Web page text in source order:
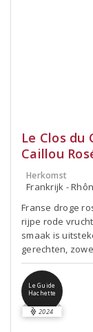
Le Clos du
Caillou
Herkomst
Frankrijk -
Franse droge
rijpe rode
smaak is
gerechten,
Le Guide
Hachette
2024